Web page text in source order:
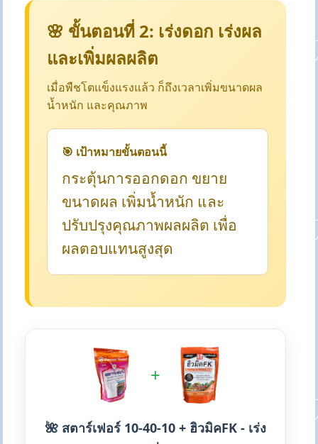
🌸 ขั้นตอนที่ 2: เร่งดอก เร่งผล
และเพิ่มผลผลิต
เมื่อพืชโตแข็งแรงแล้ว ก็ถึงเวลาเพิ่มขนาดผล
น้ำหนัก และคุณภาพ
🎯 เป้าหมายขั้นตอนนี้
กระตุ้นการออกดอก ขยาย
ขนาดผล เพิ่มน้ำหนัก และ
ปรับปรุงคุณภาพผลผลิต เพื่อ
ผลตอบแทนสูงสุด
+
🌺 สตาร์เฟอร์ 10-40-10 + ฮิวมิคFK - เร่ง